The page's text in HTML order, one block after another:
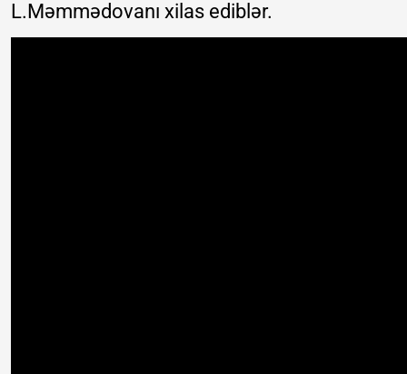
L.Məmmədovanı xilas ediblər.